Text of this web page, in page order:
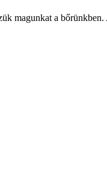
magunkat a